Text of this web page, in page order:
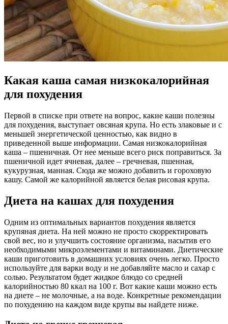
Какая каша самая низкокалорийная
для похудения
Первой в списке при ответе на вопрос, какие каши полезны
для похудения, выступает овсяная крупа. Но есть злаковые и с
меньшей энергетической ценностью, как видно в
приведенной выше информации. Самая низкокалорийная
каша – пшеничная. От нее меньше всего риск поправиться. За
пшеничной идет ячневая, далее – гречневая, пшенная,
кукурузная, манная. Сюда же можно добавить и гороховую
кашу. Самой же калорийной является белая рисовая крупа.
Диета на кашах для похудения
Одним из оптимальных вариантов похудения является
крупяная диета. На ней можно не просто скорректировать
свой вес, но и улучшить состояние организма, насытив его
необходимыми микроэлементами и витаминами. Диетические
каши приготовить в домашних условиях очень легко. Просто
используйте для варки воду и не добавляйте масло и сахар с
солью. Результатом будет жидкое блюдо со средней
калорийностью 80 ккал на 100 г. Вот какие каши можно есть
на диете – не молочные, а на воде. Конкретные рекомендации
по похудению на каждом виде крупы вы найдете ниже.